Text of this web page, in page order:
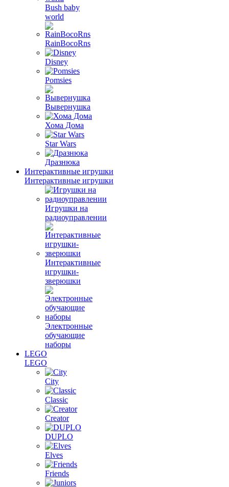
Bush baby
world
RainBocoRns
Disney
Pomsies
Вывернушка
Хома Дома
Star Wars
Дразнюка
Интерактивные игрушки
Интерактивные игрушки
Игрушки на
радиоуправлении
Интерактивные
игрушки-
зверюшки
Электронные
обучающие
наборы
LEGO
LEGO
City
Classic
Creator
DUPLO
Elves
Friends